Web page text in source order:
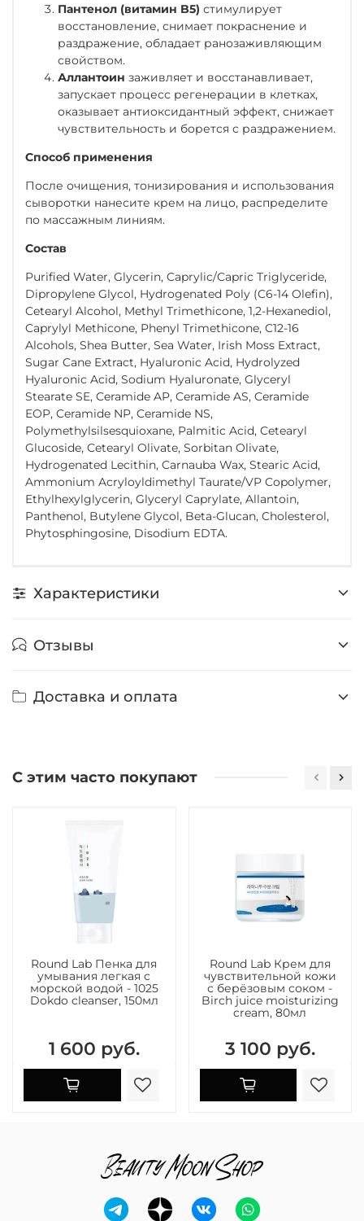
Пантенол (витамин B5) стимулирует
восстановление, снимает покраснение и
раздражение, обладает ранозаживляющим
свойством.
Аллантоин заживляет и восстанавливает,
запускает процесс регенерации в клетках,
оказывает антиоксидантный эффект, снижает
чувствительность и борется с раздражением.
Способ применения
После очищения, тонизирования и использования
сыворотки нанесите крем на лицо, распределите
по массажным линиям.
Состав
Purified Water, Glycerin, Caprylic/Capric Triglyceride,
Dipropylene Glycol, Hydrogenated Poly (C6-14 Olefin),
Cetearyl Alcohol, Methyl Trimethicone, 1,2-Hexanediol,
Caprylyl Methicone, Phenyl Trimethicone, C12-16
Alcohols, Shea Butter, Sea Water, Irish Moss Extract,
Sugar Cane Extract, Hyaluronic Acid, Hydrolyzed
Hyaluronic Acid, Sodium Hyaluronate, Glyceryl
Stearate SE, Ceramide AP, Ceramide AS, Ceramide
EOP, Ceramide NP, Ceramide NS,
Polymethylsilsesquioxane, Palmitic Acid, Cetearyl
Glucoside, Cetearyl Olivate, Sorbitan Olivate,
Hydrogenated Lecithin, Carnauba Wax, Stearic Acid,
Ammonium Acryloyldimethyl Taurate/VP Copolymer,
Ethylhexylglycerin, Glyceryl Caprylate, Allantoin,
Panthenol, Butylene Glycol, Beta-Glucan, Cholesterol,
Phytosphingosine, Disodium EDTA.
Характеристики
Отзывы
Доставка и оплата
С этим часто покупают
Round Lab Пенка для
умывания легкая с
морской водой - 1025
Dokdo cleanser, 150мл
1 600 руб.
Round Lab Крем для
чувствительной кожи
с берёзовым соком -
Birch juice moisturizing
cream, 80мл
3 100 руб.